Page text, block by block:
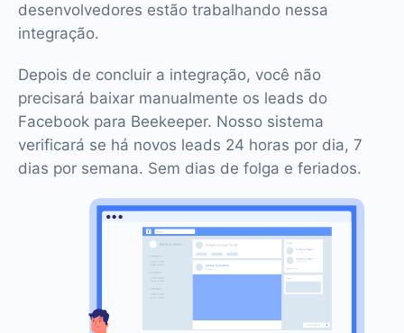
desenvolvedores estão trabalhando nessa
integração.
Depois de concluir a integração, você não
precisará baixar manualmente os leads do
Facebook para Beekeeper. Nosso sistema
verificará se há novos leads 24 horas por dia, 7
dias por semana. Sem dias de folga e feriados.